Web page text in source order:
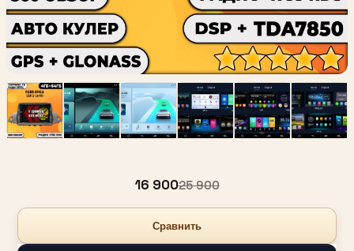
16 90025 900
Сравнить